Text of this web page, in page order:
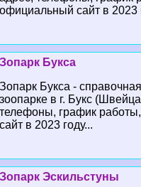
официальный сайт в 2023
Зопарк Букса
Зопарк Букса -
зоопарке в г. Букс
телефоны, график
сайт в 2023 году...
Зопарк Эскильстуны